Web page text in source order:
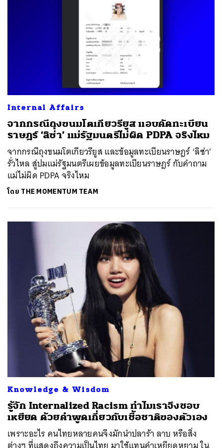
Internal Affairs
จากกรณีถุงขนมโตเกียวรียูส แอบคัดทะเบียน
ราษฎร์ ‘ลิซ่า’ แม่รัฐมนตรีไม่ผิด PDPA จริงไหม
จากกรณีถุงขนมโตเกียวรียูส และข้อมูลทะเบียนราษฎร์ ‘ลิซ่า’
รั่วไหล สู่ปมแม่รัฐมนตรีเผยข้อมูลทะเบียนราษฎร์ กับคำถาม
แม่ไม่ผิด PDPA จริงไหม
โดย THE MOMENTUM TEAM
Knowledge & Wisdom
รู้จัก Internalized Racism ทำไมเราจึงชอบ
เหยียด ด้วยคำพูดเกี่ยวกับเชื้อชาติของตัวเอง
เพราะอะไร คนไทยหลายคนจึงมักนำปลาร้า ลาบ หรือสิ่ง
SHARE TWEET LINE EMAIL